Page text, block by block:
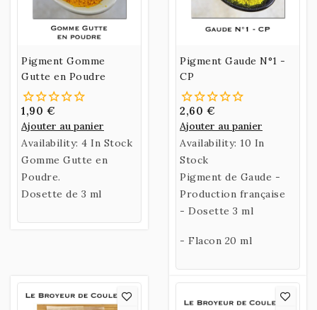
Pigment Gomme
Gutte en Poudre
1,90 €
Ajouter au panier
Availability: 4 In Stock
Gomme Gutte en
Poudre.
Dosette de 3 ml
Pigment Gaude N°1 -
CP
2,60 €
Ajouter au panier
Availability: 10 In
Stock
Pigment de Gaude -
Production française
- Dosette 3 ml
- Flacon 20 ml